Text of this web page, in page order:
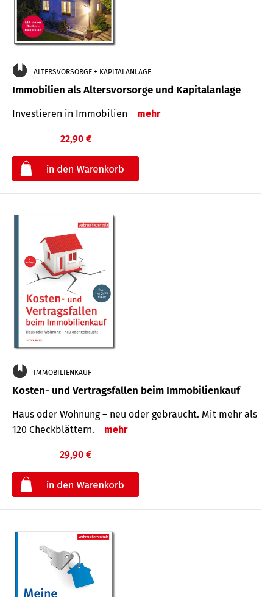
ALTERSVORSORGE + KAPITALANLAGE
Immobilien als Altersvorsorge und Kapitalanlage
Investieren in Immobilien mehr
22,90 €
IMMOBILIENKAUF
Kosten- und Vertragsfallen beim Immobilienkauf
Haus oder Wohnung – neu oder gebraucht. Mit mehr als
120 Check­blättern.
mehr
29,90 €